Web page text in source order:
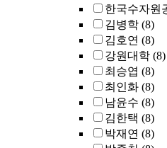
한국수자원
김병학 (8)
김호연 (8)
강원대학 (8)
최승엽 (8)
최인화 (8)
남윤수 (8)
김한택 (8)
박재연 (8)